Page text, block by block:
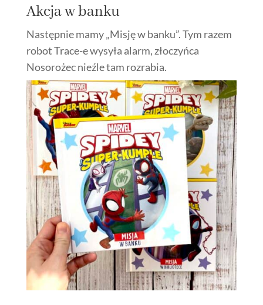
Akcja w banku
Następnie mamy „Misję w banku”. Tym razem
robot Trace-e wysyła alarm, złoczyńca
Nosorożec nieźle tam rozrabia.